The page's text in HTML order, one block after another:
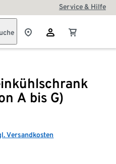
Service & Hilfe
A bis G)
Versandkosten